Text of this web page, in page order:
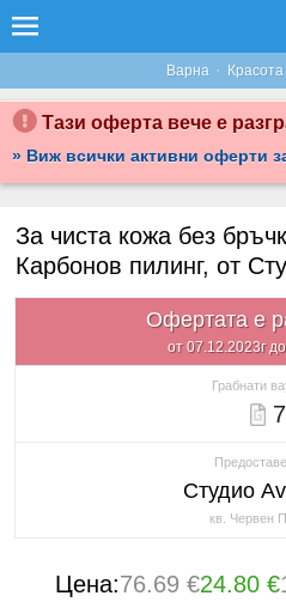
Варна · Красота
Тази оферта вече е
» Виж всички активни оферти
За чиста кожа без
Карбонов пилинг, от
Офертата е
от 07.12.2023г
Грабнати
7
Студио
кв. Червен
Цена:76.69 €24.80 €